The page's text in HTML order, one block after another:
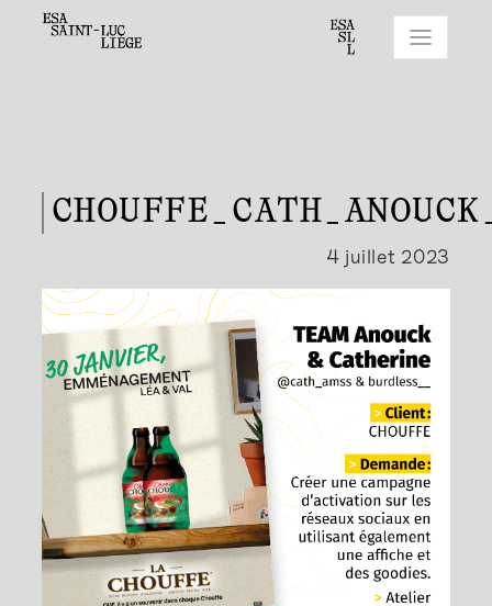
4 juillet 2023